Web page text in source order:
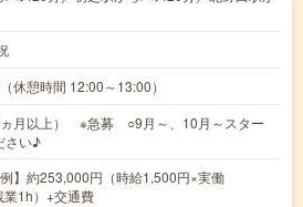
休憩時間 12:00～13:00）
ヵ月以上） ※急募 ○9月～、10月～スター
さい♪
】約253,000円（時給1,500円×実働
1h）+交通費